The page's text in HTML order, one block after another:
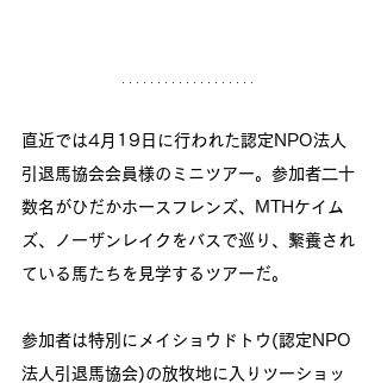
直近では4月19日に行われた認定NPO法人
引退馬協会会員様のミニツアー。参加者二十
数名がひだかホースフレンズ、MTHケイム
ズ、ノーザンレイクをバスで巡り、繋養され
ている馬たちを見学するツアーだ。
参加者は特別にメイショウドトウ(認定NPO
法人引退馬協会)の放牧地に入りツーショッ